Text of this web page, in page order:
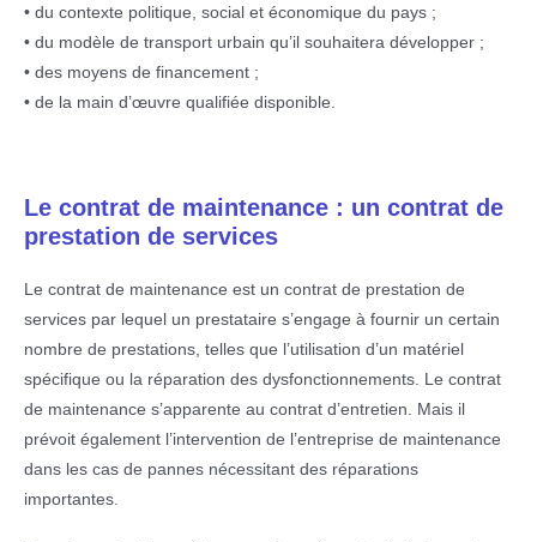
• du contexte politique, social et économique du pays ;
• du modèle de transport urbain qu’il souhaitera développer ;
• des moyens de financement ;
• de la main d’œuvre qualifiée disponible.
Le contrat de maintenance : un contrat de
prestation de services
Le contrat de maintenance est un contrat de prestation de
services par lequel un prestataire s’engage à fournir un certain
nombre de prestations, telles que l’utilisation d’un matériel
spécifique ou la réparation des dysfonctionnements. Le contrat
de maintenance s’apparente au contrat d’entretien. Mais il
prévoit également l’intervention de l’entreprise de maintenance
dans les cas de pannes nécessitant des réparations
importantes.